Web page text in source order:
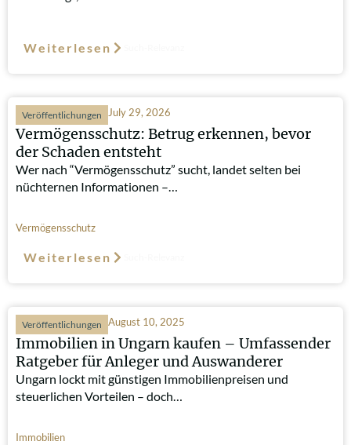
Weiterlesen
Veröffentlichungen July 29, 2026
Vermögensschutz: Betrug erkennen, bevor
der Schaden entsteht
Wer nach “Vermögensschutz” sucht, landet selten bei
nüchternen Informationen –…
Vermögensschutz
Weiterlesen
Veröffentlichungen August 10, 2025
Immobilien in Ungarn kaufen – Umfassender
Ratgeber für Anleger und Auswanderer
Ungarn lockt mit günstigen Immobilienpreisen und
steuerlichen Vorteilen – doch…
Immobilien